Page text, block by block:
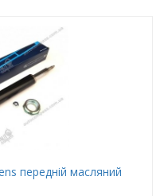
передній масляний